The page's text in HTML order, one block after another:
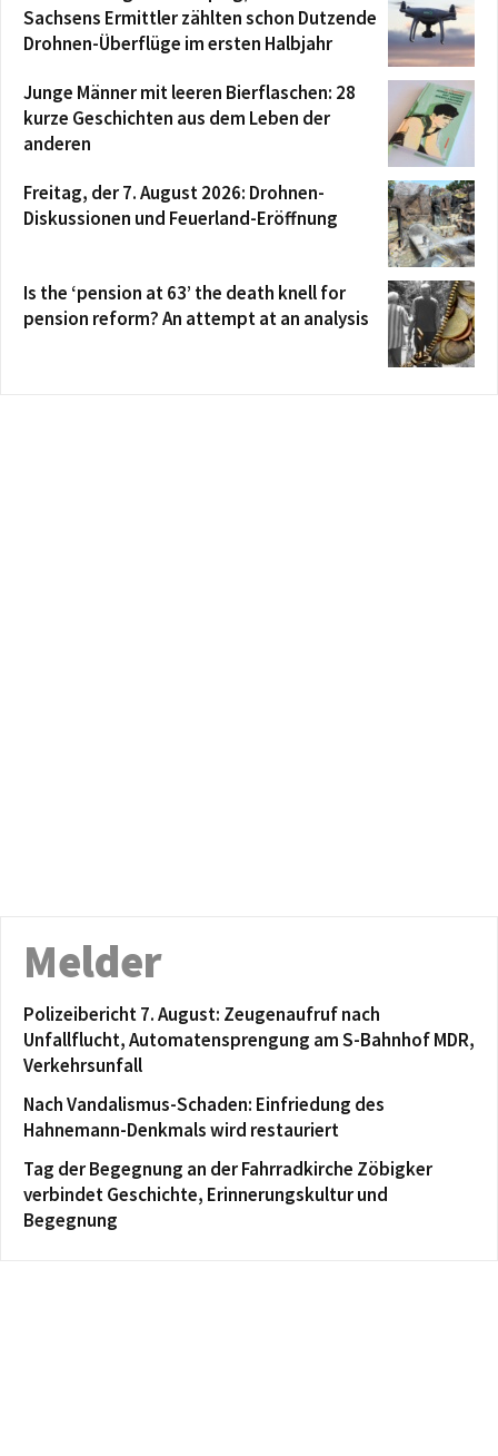
Sachsens Ermittler zählten schon Dutzende
Drohnen-Überflüge im ersten Halbjahr
Junge Männer mit leeren Bierflaschen: 28
kurze Geschichten aus dem Leben der
anderen
Freitag, der 7. August 2026: Drohnen-
Diskussionen und Feuerland-Eröffnung
Is the ‘pension at 63’ the death knell for
pension reform? An attempt at an analysis
Melder
Polizeibericht 7. August: Zeugenaufruf nach
Unfallflucht, Automatensprengung am S-Bahnhof MDR,
Verkehrsunfall
Nach Vandalismus-Schaden: Einfriedung des
Hahnemann-Denkmals wird restauriert
Tag der Begegnung an der Fahrradkirche Zöbigker
verbindet Geschichte, Erinnerungskultur und
Begegnung